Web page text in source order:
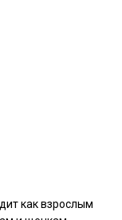
как взрослым